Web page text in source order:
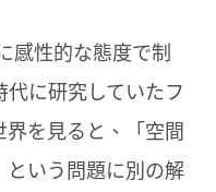
感性的な態度で制
に研究していたフ
を見ると、「空間
という問題に別の解